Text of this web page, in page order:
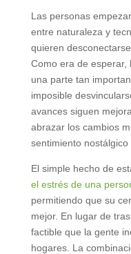
Las personas
entre naturaleza y
quieren
Como era de esperar,
una parte tan
imposible
avances siguen
abrazar los cambios
sentimiento nostálgico
El simple hecho de
el estrés de una
permitiendo que su
mejor. En lugar de
factible que la gente
hogares. La